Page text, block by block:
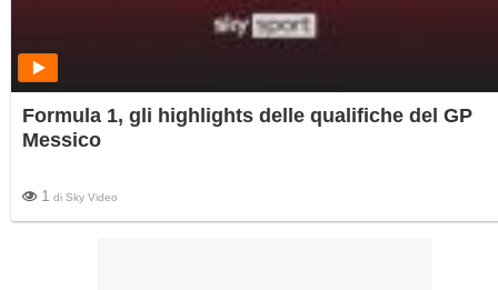
Formula 1, gli highlights delle qualifiche del GP
Messico
1 di Sky Video